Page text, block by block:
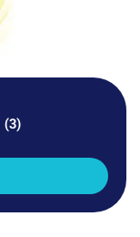
(3)